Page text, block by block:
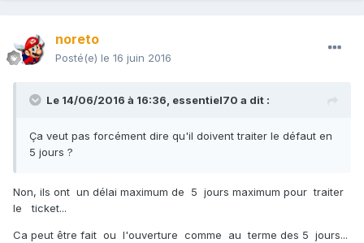
noreto
Posté(e) le 16 juin 2016
Le 14/06/2016 à 16:36, essentiel70 a dit :
Ça veut pas forcément dire qu'il doivent traiter le défaut en
5 jours ?
Non, ils ont un délai maximum de 5 jours maximum pour traiter
le ticket...
Ca peut être fait ou l'ouverture comme au terme des 5 jours...